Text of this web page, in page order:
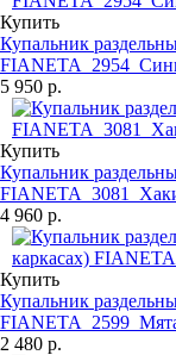
Купить
Купальник
5 950 р.
Купить
Купальник
4 960 р.
Купить
Купальник
2 480 р.